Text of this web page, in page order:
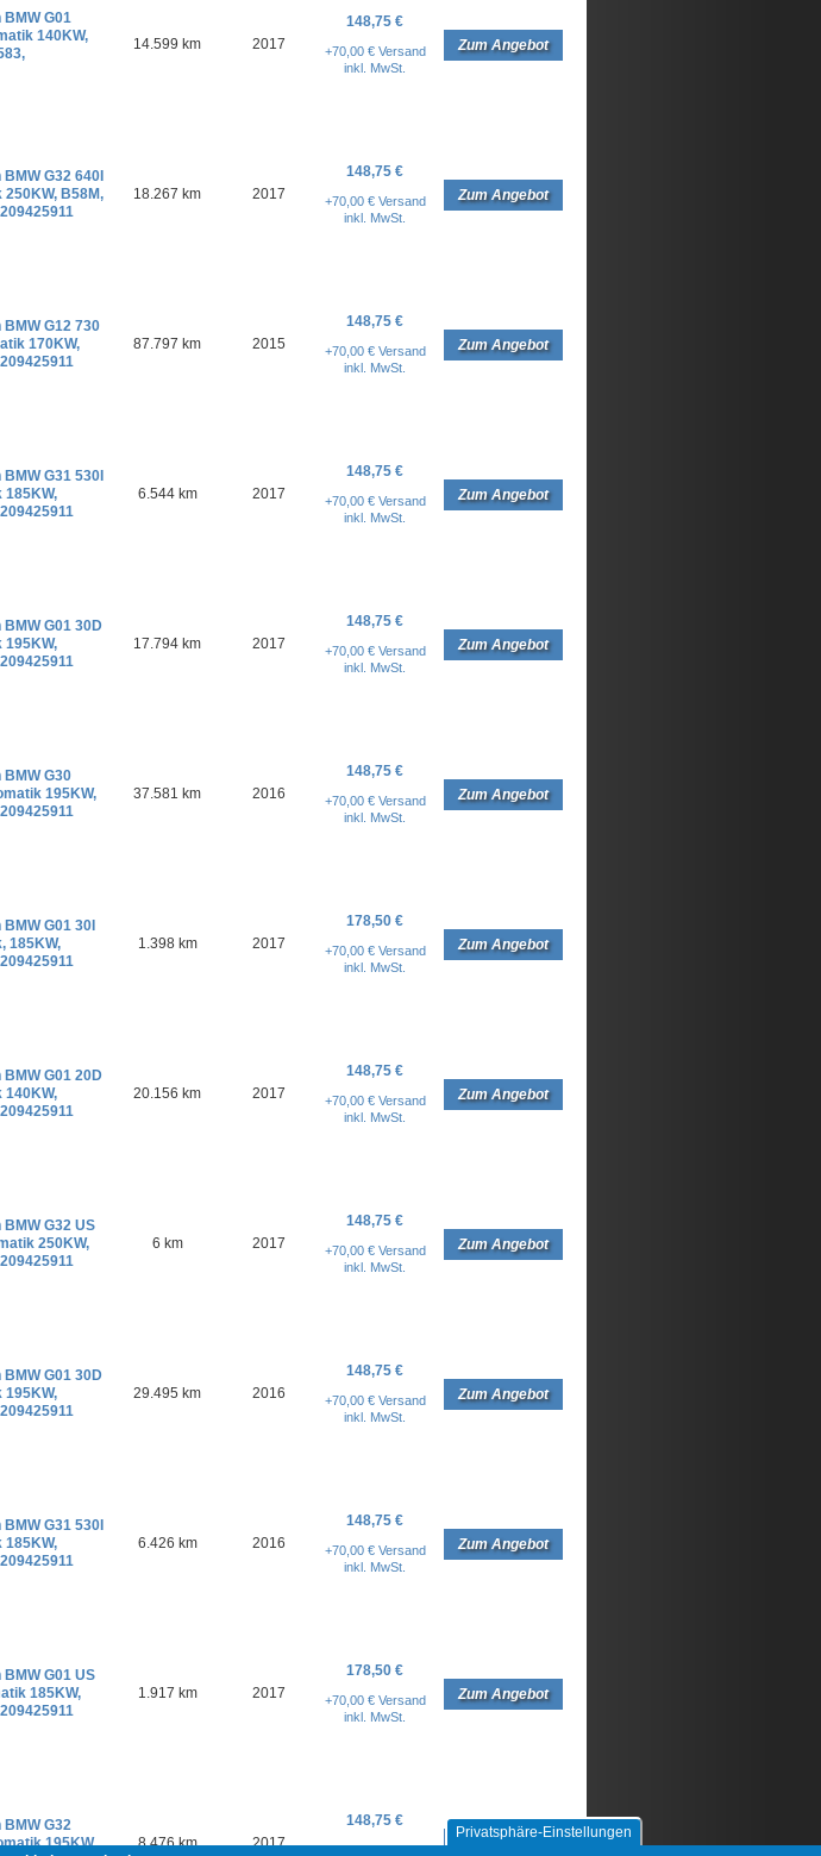
G01
140KW,
14.599 km 2017
148,75 €
+70,00 € Versand
inkl. MwSt.
Zum Angebot
G32 640I
B58M,
18.267 km 2017
148,75 €
+70,00 € Versand
inkl. MwSt.
Zum Angebot
G12 730
170KW,
87.797 km 2015
148,75 €
+70,00 € Versand
inkl. MwSt.
Zum Angebot
G31 530I
6.544 km 2017
148,75 €
+70,00 € Versand
inkl. MwSt.
Zum Angebot
G01 30D
17.794 km 2017
148,75 €
+70,00 € Versand
inkl. MwSt.
Zum Angebot
G30
195KW,
37.581 km 2016
148,75 €
+70,00 € Versand
inkl. MwSt.
Zum Angebot
G01 30I
185KW,
1.398 km 2017
178,50 €
+70,00 € Versand
inkl. MwSt.
Zum Angebot
G01 20D
20.156 km 2017
148,75 €
+70,00 € Versand
inkl. MwSt.
Zum Angebot
G32 US
250KW,
6 km 2017
148,75 €
+70,00 € Versand
inkl. MwSt.
Zum Angebot
G01 30D
29.495 km 2016
148,75 €
+70,00 € Versand
inkl. MwSt.
Zum Angebot
G31 530I
6.426 km 2016
148,75 €
+70,00 € Versand
inkl. MwSt.
Zum Angebot
G01 US
185KW,
1.917 km 2017
178,50 €
+70,00 € Versand
inkl. MwSt.
Zum Angebot
G32
195KW,
8.476 km 2017
148,75 €
+70,00 € Versand Zum Angebot
Privatsphäre-Einstellungen